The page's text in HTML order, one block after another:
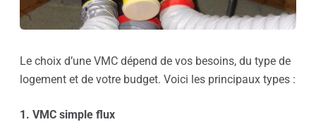
Le choix d’une VMC dépend de vos besoins, du type de
logement et de votre budget. Voici les principaux types :
1. VMC simple flux